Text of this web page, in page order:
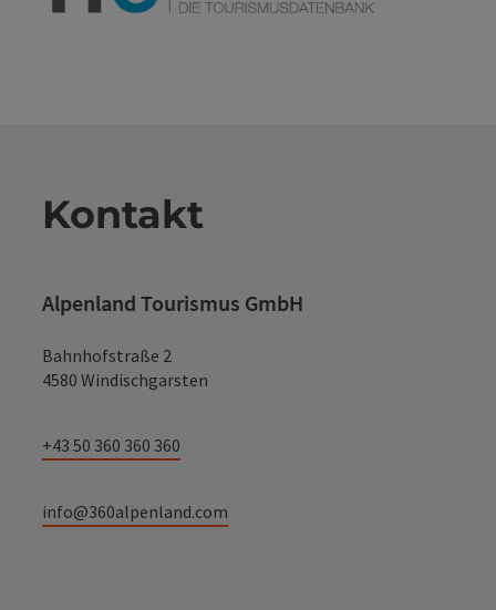
Kontakt
Alpenland Tourismus GmbH
Bahnhofstraße 2
4580 Windischgarsten
+43 50 360 360 360
info@360alpenland.com